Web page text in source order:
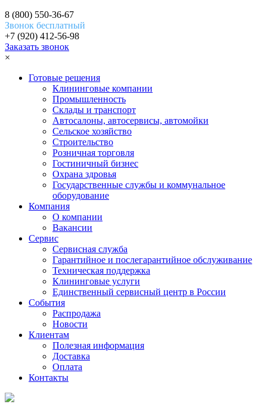
8 (800) 550-36-67
Звонок бесплатный
+7 (920) 412-56-98
Заказать звонок
×
Готовые решения
Клининговые компании
Промышленность
Склады и транспорт
Автосалоны, автосервисы, автомойки
Сельское хозяйство
Строительство
Розничная торговля
Гостиничный бизнес
Охрана здровья
Государственные службы и коммунальное
оборудование
Компания
О компании
Вакансии
Сервис
Сервисная служба
Гарантийное и послегарантийное обслуживание
Техническая поддержка
Клининговые услуги
Единственный сервисный центр в России
События
Распродажа
Новости
Клиентам
Полезная информация
Доставка
Оплата
Контакты